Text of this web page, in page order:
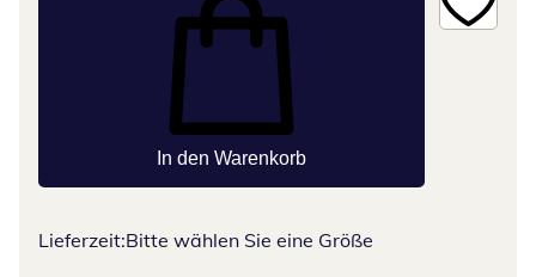
In den Warenkorb
Lieferzeit:Bitte wählen Sie eine Größe